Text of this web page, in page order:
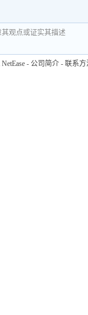
观点或证实其描述
- 公司简介 - 联系方